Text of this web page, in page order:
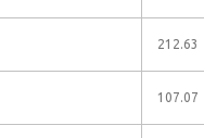
212.63
107.07